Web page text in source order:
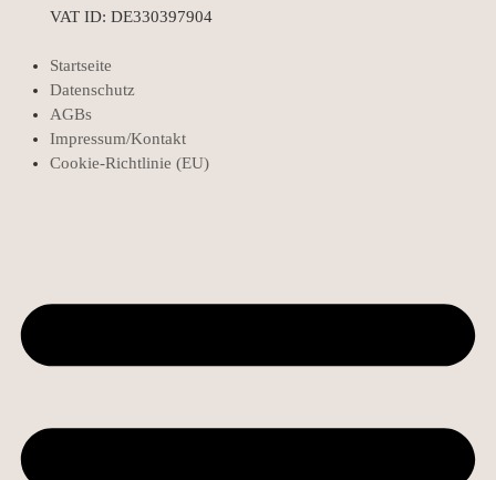
VAT ID: DE330397904
Startseite
Datenschutz
AGBs
Impressum/Kontakt
Cookie-Richtlinie (EU)